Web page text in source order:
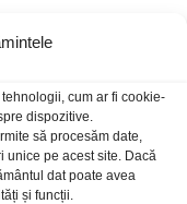
cum ar fi cookie-
dispozitive.
să procesăm date,
unice pe acest site. Dacă
dat poate avea
și funcții.